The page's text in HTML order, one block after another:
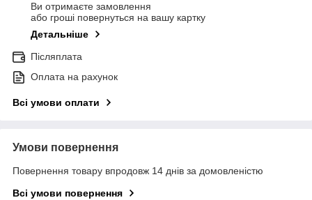
Ви отримаєте замовлення
або гроші повернуться на вашу картку
Детальніше
Післяплата
Оплата на рахунок
Всі умови оплати
Умови повернення
Повернення товару впродовж 14 днів за домовленістю
Всі умови повернення